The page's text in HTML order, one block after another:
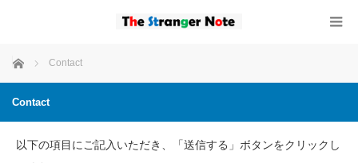
ホーム Contact
Contact
以下の項目にご記入いただき、「送信する」ボタンをクリックし